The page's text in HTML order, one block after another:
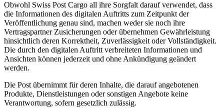
Obwohl Swiss Post Cargo all ihre Sorgfalt darauf verwendet, dass
die Informationen des digitalen Auftritts zum Zeitpunkt der
Veröffentlichung genau sind, machen weder sie noch ihre
Vertragspartner Zusicherungen oder übernehmen Gewährleistung
hinsichtlich deren Korrektheit, Zuverlässigkeit oder Vollständigkeit.
Die durch den digitalen Auftritt verbreiteten Informationen und
Ansichten können jederzeit und ohne Ankündigung geändert
werden.
Die Post übernimmt für deren Inhalte, die darauf angebotenen
Produkte, Dienstleistungen oder sonstigen Angebote keine
Verantwortung, sofern gesetzlich zulässig.